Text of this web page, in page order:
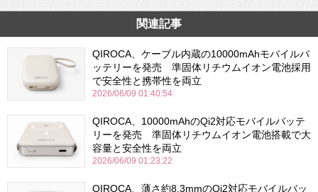
関連記事
QIROCA、ケーブル内蔵の10000mAhモバイルバ
ッテリーを発売 準固体リチウムイオン電池採用
で安全性と携帯性を両立
2026/06/09 01:40:54
QIROCA、10000mAhのQi2対応モバイルバッテ
リーを発売 準固体リチウムイオン電池搭載で大
容量と安全性を両立
2026/06/09 01:23:22
QIROCA、薄さ約8.3mmのQi2対応モバイルバッ